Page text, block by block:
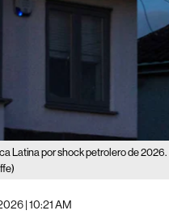
Latina por shock petrolero de 2026.
| 10:21 AM